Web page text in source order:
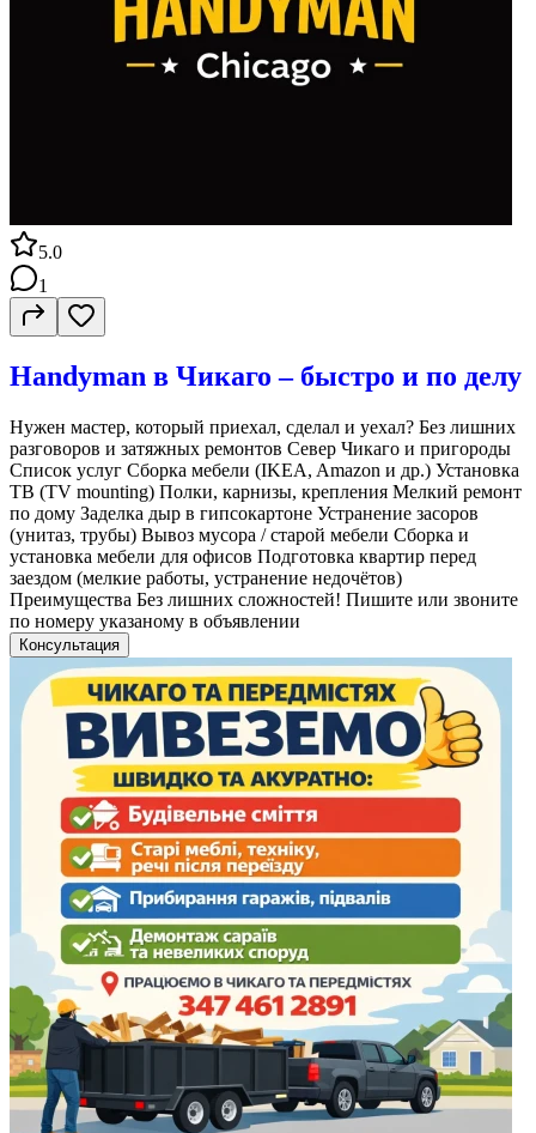
5.0
1
Handyman в Чикаго – быстро и по делу
Нужен мастер, который приехал, сделал и уехал? Без лишних
разговоров и затяжных ремонтов Север Чикаго и пригороды
Список услуг Сборка мебели (IKEA, Amazon и др.) Установка
ТВ (TV mounting) Полки, карнизы, крепления Мелкий ремонт
по дому Заделка дыр в гипсокартоне Устранение засоров
(унитаз, трубы) Вывоз мусора / старой мебели Сборка и
установка мебели для офисов Подготовка квартир перед
заездом (мелкие работы, устранение недочётов)
Преимущества Без лишних сложностей! Пишите или звоните
по номеру указаному в объявлении
Консультация